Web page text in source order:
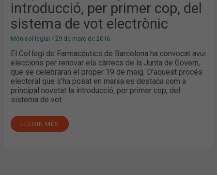
introducció, per primer cop, del
sistema de vot electrònic
Món col·legial /29 de març de 2016
El Col·legi de Farmacèutics de Barcelona ha convocat avui
eleccions per renovar els càrrecs de la Junta de Govern,
que se celebraran el proper 19 de maig. D’aquest procés
electoral que s’ha posat en marxa es destaca com a
principal novetat la introducció, per primer cop, del
sistema de vot
PRIMER
COP,
DEL
SISTEMA
DE
VOT
ELECTRÒNIC
LLEGIR MÉS